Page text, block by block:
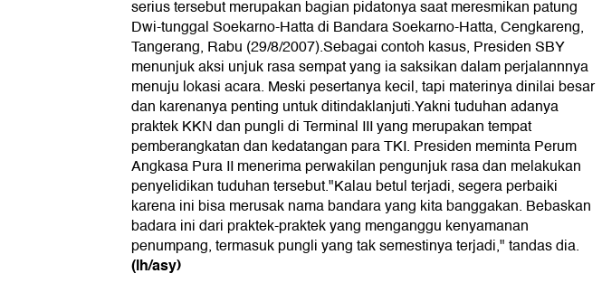
serius tersebut merupakan bagian pidatonya saat meresmikan patung
Dwi-tunggal Soekarno-Hatta di Bandara Soekarno-Hatta, Cengkareng,
Tangerang, Rabu (29/8/2007).Sebagai contoh kasus, Presiden SBY
menunjuk aksi unjuk rasa sempat yang ia saksikan dalam perjalannnya
menuju lokasi acara. Meski pesertanya kecil, tapi materinya dinilai besar
dan karenanya penting untuk ditindaklanjuti.Yakni tuduhan adanya
praktek KKN dan pungli di Terminal III yang merupakan tempat
pemberangkatan dan kedatangan para TKI. Presiden meminta Perum
Angkasa Pura II menerima perwakilan pengunjuk rasa dan melakukan
penyelidikan tuduhan tersebut."Kalau betul terjadi, segera perbaiki
karena ini bisa merusak nama bandara yang kita banggakan. Bebaskan
badara ini dari praktek-praktek yang menganggu kenyamanan
penumpang, termasuk pungli yang tak semestinya terjadi," tandas dia.
(lh/asy)